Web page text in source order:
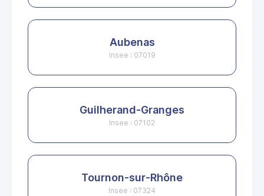
Aubenas
Insee : 07019
Guilherand-Granges
Insee : 07102
Tournon-sur-Rhône
Insee : 07324